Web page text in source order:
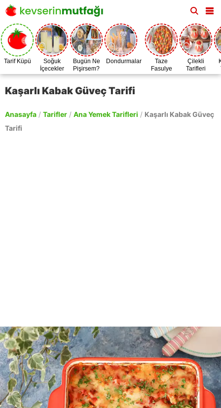
Tarif Küpü
Soğuk
İçecekler
Bugün Ne
Pişirsem?
Dondurmalar
Taze
Fasulye
Zamanı
Çilekli
Tarifleri
Kaşarlı Kabak Güveç Tarifi
Anasayfa / Tarifler / Ana Yemek Tarifleri / Kaşarlı Kabak Güveç
Tarifi